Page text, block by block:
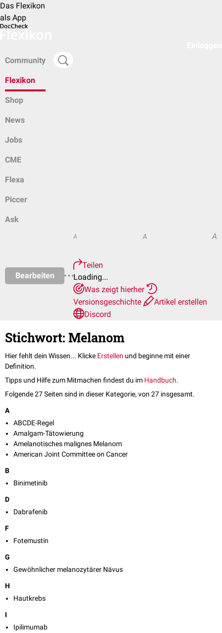
Das Flexikon
als App
Community
Flexikon
Shop
News
Jobs
CME
Flexa
Piccer
Ask
Bearbeiten
A A A
Teilen
Loading...
Was zeigt hierher
Versionsgeschichte
Artikel erstellen
Discord
Stichwort: Melanom
Hier fehlt dein Wissen... Klicke Erstellen und beginne mit einer
Definition.
Tipps und Hilfe zum Mitmachen findest du im Handbuch.
Folgende 27 Seiten sind in dieser Kategorie, von 27 insgesamt.
A
ABCDE-Regel
Amalgam-Tätowierung
Amelanotisches malignes Melanom
American Joint Committee on Cancer
B
Binimetinib
D
Dabrafenib
F
Fotemustin
G
Gewöhnlicher melanozytärer Nävus
H
Hautkrebs
I
Ipilimumab